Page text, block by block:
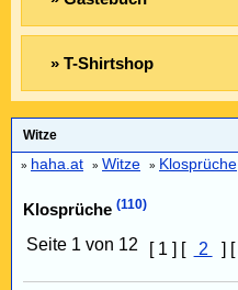
» T-Shirtshop
Witze
» haha.at » Witze » Klosprüche
Klosprüche (110)
Seite 1 von 12 [ 1 ] [ 2 ] [